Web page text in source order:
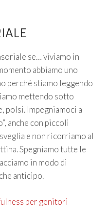
se… viviamo in
abbiamo uno
perché stiamo leggendo
mettendo sotto
polsi. Impegniamoci a
anche con piccoli
e non ricorriamo al
Spegniamo tutte le
in modo di
anticipo.
per genitori